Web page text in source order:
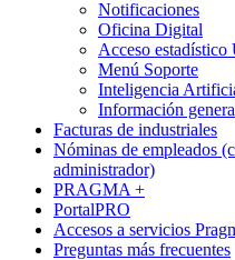
Notificaciones
Oficina Digital
Acceso estadístico
Menú Soporte
Inteligencia
Información
Facturas de industriales
Nóminas de empleados
administrador)
PRAGMA +
PortalPRO
Accesos a servicios
Preguntas más frecuentes